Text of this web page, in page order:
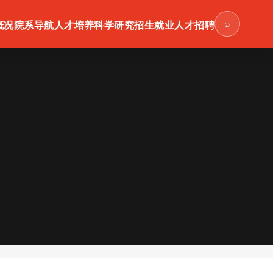
况院系导航 人才培养科学研究招生就业人才招聘 ⌕